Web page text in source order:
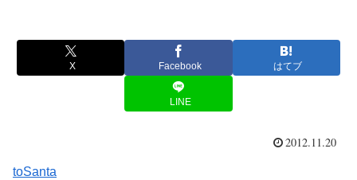
X Facebook はてブ
LINE
2012.11.20
toSanta